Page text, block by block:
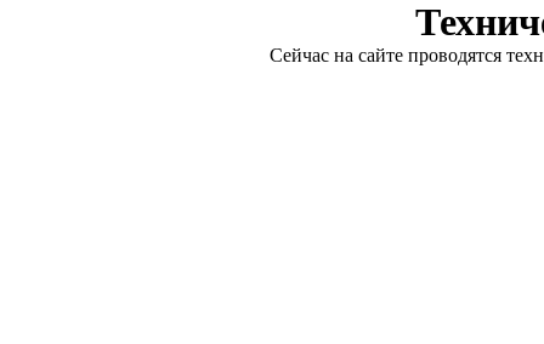
Сейчас на сайте проводятся